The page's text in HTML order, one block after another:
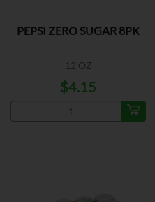
PEPSI ZERO SUGAR 8PK
12 OZ
$4.15